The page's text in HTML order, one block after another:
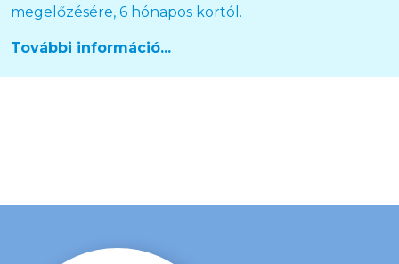
megelőzésére, 6 hónapos kortól.
További információ...